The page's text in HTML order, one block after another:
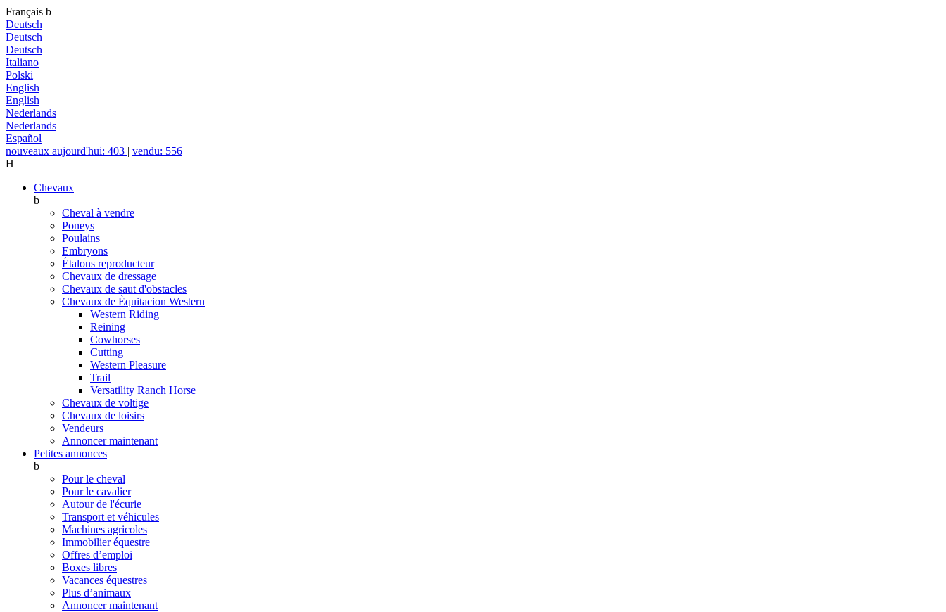
Français b
Deutsch
Deutsch
Deutsch
Italiano
Polski
English
English
Nederlands
Nederlands
Español
nouveaux aujourd'hui: 403 | vendu: 556
H
Chevaux
b
Cheval à vendre
Poneys
Poulains
Embryons
Étalons reproducteur
Chevaux de dressage
Chevaux de saut d'obstacles
Chevaux de Èquitacion Western
Western Riding
Reining
Cowhorses
Cutting
Western Pleasure
Trail
Versatility Ranch Horse
Chevaux de voltige
Chevaux de loisirs
Vendeurs
Annoncer maintenant
Petites annonces
b
Pour le cheval
Pour le cavalier
Autour de l'écurie
Transport et véhicules
Machines agricoles
Immobilier équestre
Offres d’emploi
Boxes libres
Vacances équestres
Plus d’animaux
Annoncer maintenant